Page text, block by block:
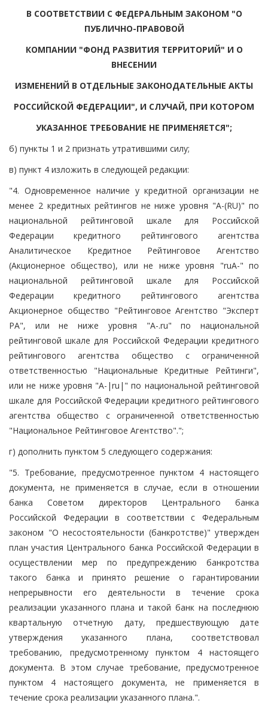
В СООТВЕТСТВИИ С ФЕДЕРАЛЬНЫМ ЗАКОНОМ "О
ПУБЛИЧНО-ПРАВОВОЙ
КОМПАНИИ "ФОНД РАЗВИТИЯ ТЕРРИТОРИЙ" И О
ВНЕСЕНИИ
ИЗМЕНЕНИЙ В ОТДЕЛЬНЫЕ ЗАКОНОДАТЕЛЬНЫЕ АКТЫ
РОССИЙСКОЙ ФЕДЕРАЦИИ", И СЛУЧАЙ, ПРИ КОТОРОМ
УКАЗАННОЕ ТРЕБОВАНИЕ НЕ ПРИМЕНЯЕТСЯ";
б) пункты 1 и 2 признать утратившими силу;
в) пункт 4 изложить в следующей редакции:
"4. Одновременное наличие у кредитной организации не
менее 2 кредитных рейтингов не ниже уровня "A-(RU)" по
национальной рейтинговой шкале для Российской
Федерации кредитного рейтингового агентства
Аналитическое Кредитное Рейтинговое Агентство
(Акционерное общество), или не ниже уровня "ruA-" по
национальной рейтинговой шкале для Российской
Федерации кредитного рейтингового агентства
Акционерное общество "Рейтинговое Агентство "Эксперт
РА", или не ниже уровня "A-.ru" по национальной
рейтинговой шкале для Российской Федерации кредитного
рейтингового агентства общество с ограниченной
ответственностью "Национальные Кредитные Рейтинги",
или не ниже уровня "A-|ru|" по национальной рейтинговой
шкале для Российской Федерации кредитного рейтингового
агентства общество с ограниченной ответственностью
"Национальное Рейтинговое Агентство".";
г) дополнить пунктом 5 следующего содержания:
"5. Требование, предусмотренное пунктом 4 настоящего
документа, не применяется в случае, если в отношении
банка Советом директоров Центрального банка
Российской Федерации в соответствии с Федеральным
законом "О несостоятельности (банкротстве)" утвержден
план участия Центрального банка Российской Федерации в
осуществлении мер по предупреждению банкротства
такого банка и принято решение о гарантировании
непрерывности его деятельности в течение срока
реализации указанного плана и такой банк на последнюю
квартальную отчетную дату, предшествующую дате
утверждения указанного плана, соответствовал
требованию, предусмотренному пунктом 4 настоящего
документа. В этом случае требование, предусмотренное
пунктом 4 настоящего документа, не применяется в
течение срока реализации указанного плана.".